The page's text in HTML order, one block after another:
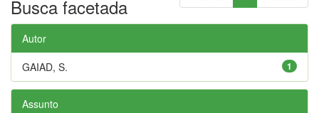
Busca facetada
Autor
1
GAIAD, S.
Assunto